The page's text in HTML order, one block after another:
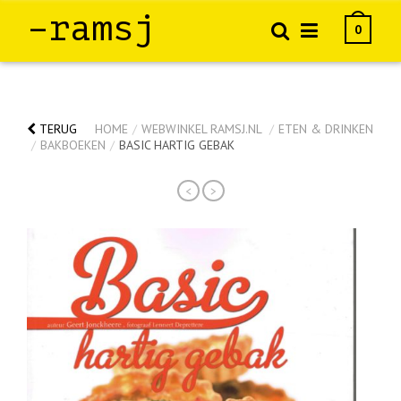
–ramsj 0
TERUG HOME / WEBWINKEL RAMSJ.NL / ETEN & DRINKEN
/ BAKBOEKEN / BASIC HARTIG GEBAK
< >